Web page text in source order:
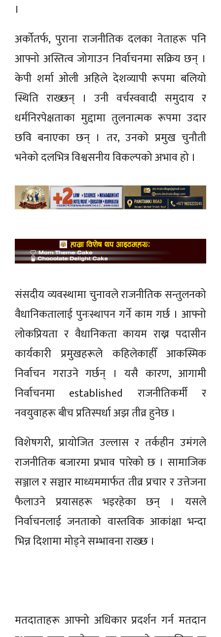
।
अर्कोतर्फ, पुराना राजनीतिक दलका नेताहरू पनि
आफ्नो अस्तित्व जोगाउन निर्वाचनमा सक्रिय छन् ।
केपी शर्मा ओली अहिले देशव्यापी रूपमा बलियो
स्थिति राख्छन् । उनी वर्चस्ववादी समुदाय र
धर्मनिरपेक्षताका मुद्दामा तुलनात्मक रूपमा उदार
छवि बनाएका छन् । तर, उनको प्रमुख चुनौती
भनेको दलभित्र विश्वसनीय विकल्पको अभाव हो ।
संसदीय व्यवस्थामा चुनावले राजनीतिक सन्तुलनको
वैधानिकतालाई पुनःस्थापन गर्ने काम गर्छ । आफ्नो
लोकप्रियता र वैधानिकता कायम राख्न पदासीन
कार्यकारी प्रमुखहरूले कहिलेकाहीँ आकस्मिक
निर्वाचन गराउने गर्छन् । यसै कारण, आगामी
निर्वाचनमा established राजनीतिकर्मी र
नवयुवाहरू बीच प्रतिस्पर्धा अझ तीव्र हुनेछ ।
विशेषगरी, प्रायोजित उल्लास र तर्कहीन उमंगले
राजनीतिक बजारमा प्रभाव पारेको छ । सामाजिक
सञ्जाल र सञ्चार माध्यममार्फत तीव्र प्रचार र उत्तेजना
फैलाउने प्रयासहरू भइरहेका छन् । यसले
निर्वाचनलाई जनताको वास्तविक आकांक्षा भन्दा
भिन्न दिशामा मोड्ने सम्भावना राख्छ ।
मतदाताहरू आफ्नो अधिकार प्रदर्शन गर्न मतदान